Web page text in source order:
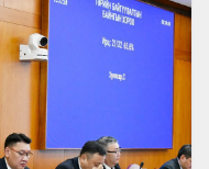
9 тогтоол
байнгын
Монгол Улсын
нэгж, түүний
оруулах тухай,
хуралдааны